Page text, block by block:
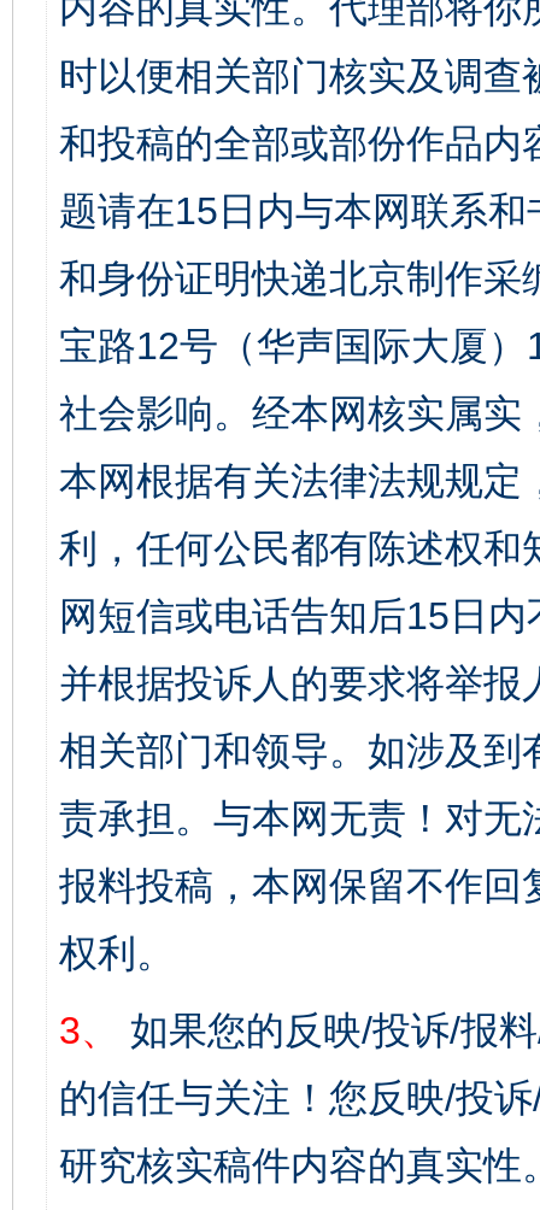
时以便相关部门核实及调
和投稿的全部或部份作品
题请在15日内与本网联系
和身份证明快递北京制作
宝路12号（华声国际大厦
社会影响。经本网核实属
本网根据有关法律法规规
利，任何公民都有陈述权
网短信或电话告知后15日
并根据投诉人的要求将举
相关部门和领导。如涉及
责承担。与本网无责！对
报料投稿，本网保留不作
权利。
3、
如果您的反映/投诉/报
的信任与关注！您反映/投
研究核实稿件内容的真实